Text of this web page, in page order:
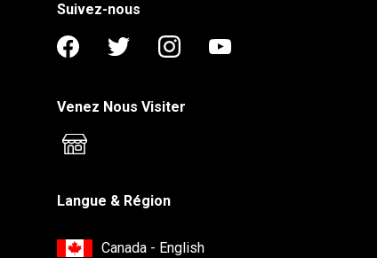
Suivez-nous
Venez Nous Visiter
Langue & Région
Canada - English